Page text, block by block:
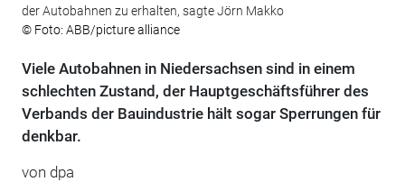
der Autobahnen zu erhalten, sagte Jörn Makko
© Foto: ABB/picture alliance
Viele Autobahnen in Niedersachsen sind in einem
schlechten Zustand, der Hauptgeschäftsführer des
Verbands der Bauindustrie hält sogar Sperrungen für
denkbar.
von dpa